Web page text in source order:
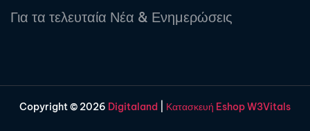
Για τα τελευταία Νέα & Ενημερώσεις
Copyright © 2026 Digitaland Κατασκευή Eshop W3Vitals